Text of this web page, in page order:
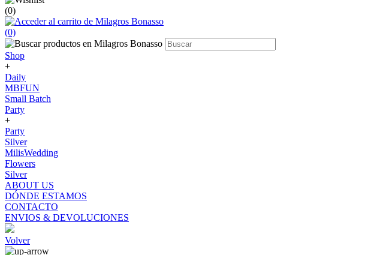
(0)
(0)
Shop
+
Daily
MBFUN
Small Batch
Party
+
Party
Silver
MilisWedding
Flowers
Silver
ABOUT US
DÓNDE ESTAMOS
CONTACTO
ENVIOS & DEVOLUCIONES
Volver